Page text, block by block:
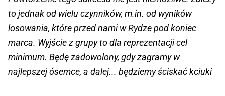
to jednak od wielu czynników, m.in. od wyników
losowania, które przed nami w Rydze pod koniec
marca. Wyjście z grupy to dla reprezentacji cel
minimum. Będę zadowolony, gdy zagramy w
najlepszej ósemce, a dalej... będziemy ściskać kciuki